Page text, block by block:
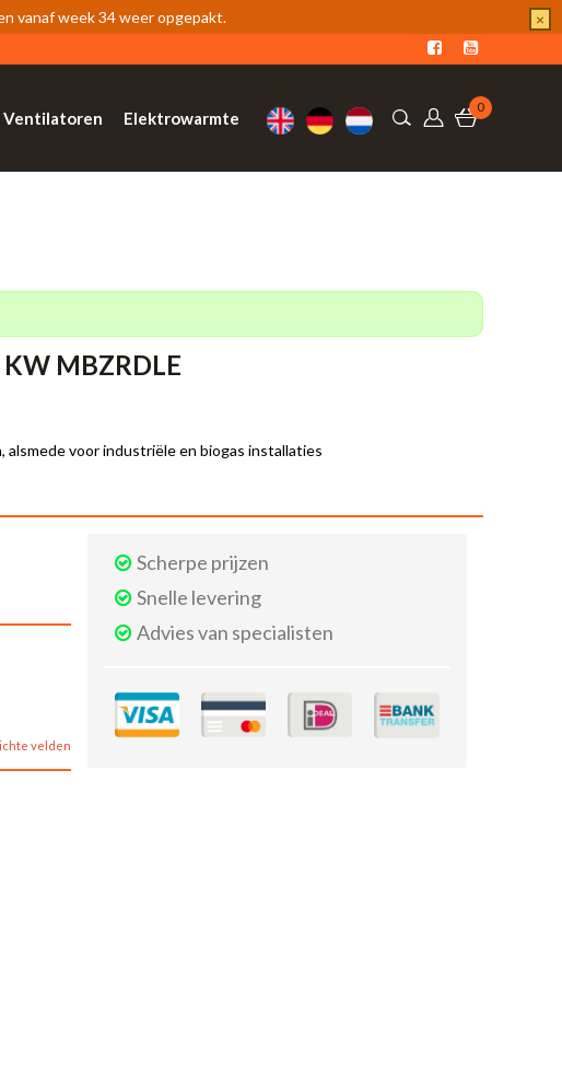
vanaf week 34 weer opgepakt.
×
0
Ventilatoren Elektrowarmte
MBZRDLE
voor industriële en biogas installaties
velden
Scherpe prijzen
Snelle levering
Advies van specialisten